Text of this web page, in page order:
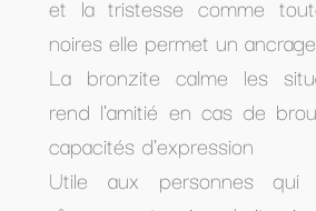
et la tristesse comme
noires elle permet un
La bronzite calme les
rend l'amitié en cas de
capacités d'expression
Utile aux personnes qui